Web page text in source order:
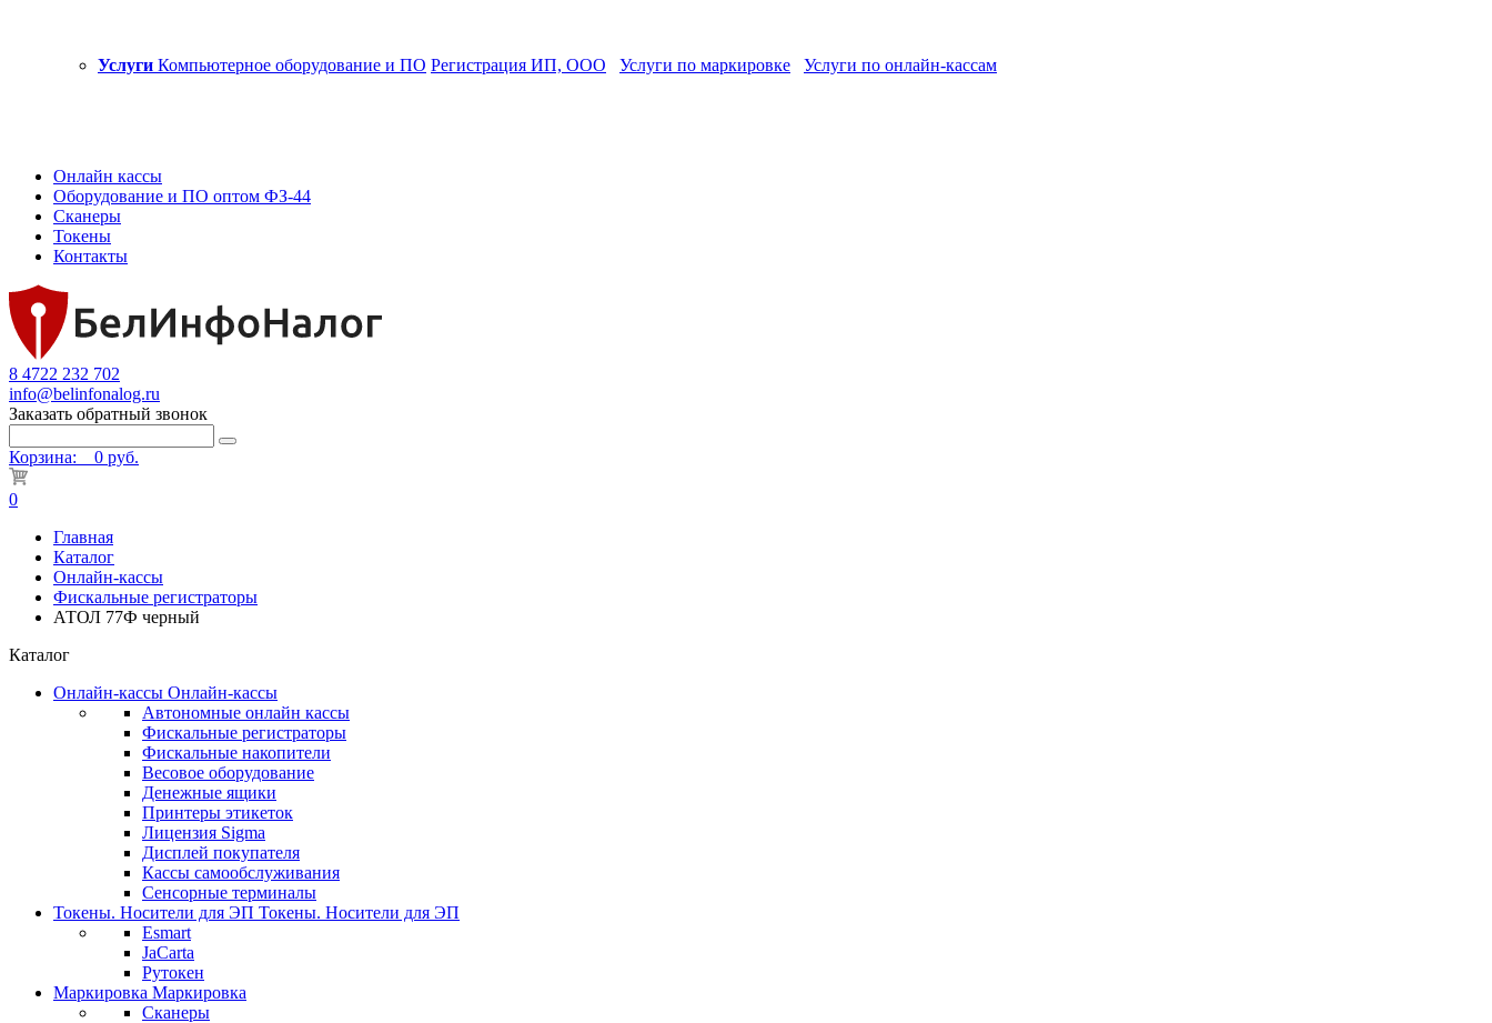
Услуги Компьютерное оборудование и ПО Регистрация ИП, ООО Услуги по маркировке Услуги по онлайн-кассам
Онлайн кассы
Оборудование и ПО оптом ФЗ-44
Сканеры
Токены
Контакты
8 4722 232 702
info@belinfonalog.ru
Заказать обратный звонок
Корзина: 0 руб.
0
Главная
Каталог
Онлайн-кассы
Фискальные регистраторы
АТОЛ 77Ф черный
Каталог
Онлайн-кассы Онлайн-кассы
Автономные онлайн кассы
Фискальные регистраторы
Фискальные накопители
Весовое оборудование
Денежные ящики
Принтеры этикеток
Лицензия Sigma
Дисплей покупателя
Кассы самообслуживания
Сенсорные терминалы
Токены. Носители для ЭП Токены. Носители для ЭП
Esmart
JaCarta
Рутокен
Маркировка Маркировка
Сканеры